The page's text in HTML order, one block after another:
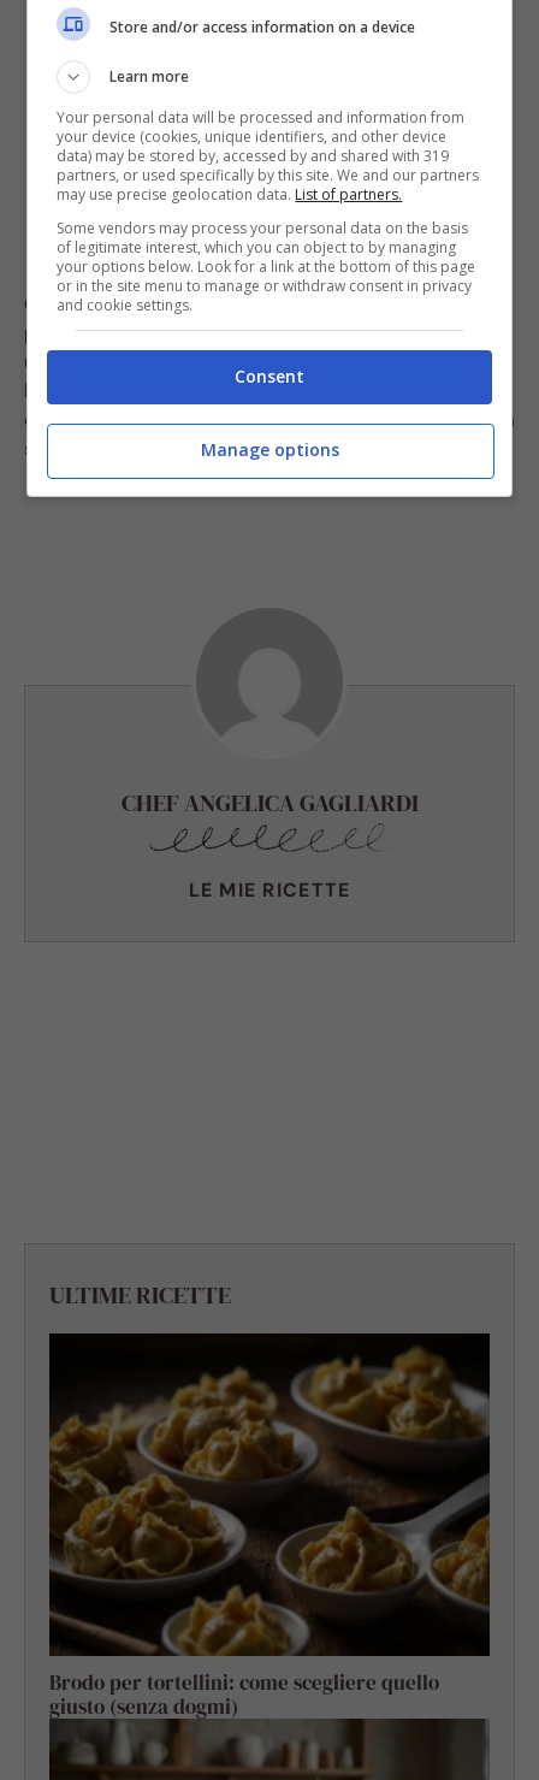
Consiglio extra: sapevate che anche la
perfetta per rimuovere i cibi incrostati?Potrete
usarla per pulire le vostre pentole, versandone mezza
bottiglia all’interno e mettendo a bollire sul fuoco. Dopo
circa dieci minuti svuotate la pentola e strofinate con la
spugnetta: le incrostazioni verranno via facilmente!
CHEF ANGELICA GAGLIARDI
LE MIE RICETTE
ULTIME RICETTE
Brodo per tortellini: come scegliere quello
giusto (senza dogmi)
Store and/or access information on a device
Learn more
Your personal data will be processed and information from
your device (cookies, unique identifiers, and other device
data) may be stored by, accessed by and shared with 319
partners, or used specifically by this site. We and our partners
may use precise geolocation data. List of partners.
Some vendors may process your personal data on the basis
of legitimate interest, which you can object to by managing
your options below. Look for a link at the bottom of this page
or in the site menu to manage or withdraw consent in privacy
and cookie settings.
Consent
Manage options